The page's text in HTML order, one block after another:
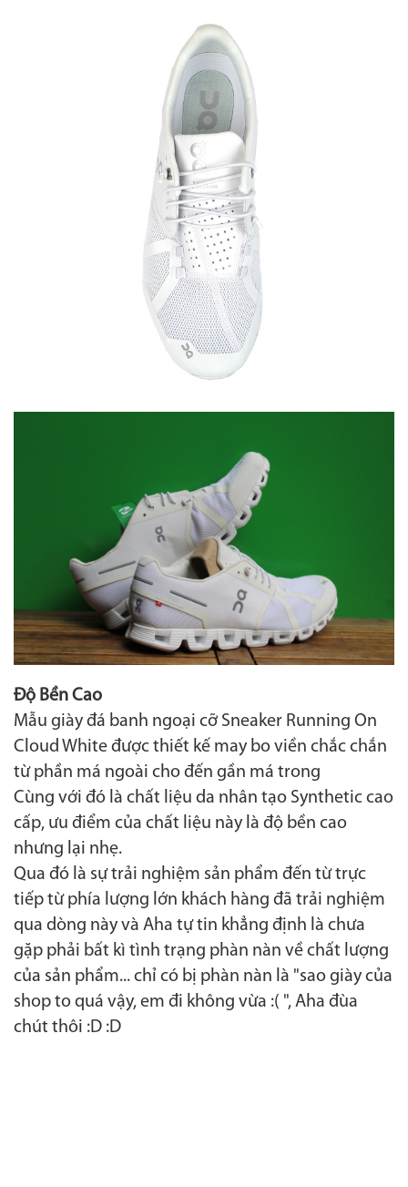
Độ Bền Cao
Mẫu giày đá banh ngoại cỡ Sneaker Running On
Cloud White được thiết kế may bo viền chắc chắn
từ phần má ngoài cho đến gần má trong
Cùng với đó là chất liệu da nhân tạo Synthetic cao
cấp, ưu điểm của chất liệu này là độ bền cao
nhưng lại nhẹ.
Qua đó là sự trải nghiệm sản phẩm đến từ trực
tiếp từ phía lượng lớn khách hàng đã trải nghiệm
qua dòng này và Aha tự tin khẳng định là chưa
gặp phải bất kì tình trạng phàn nàn về chất lượng
của sản phẩm... chỉ có bị phàn nàn là "sao giày của
shop to quá vậy, em đi không vừa :( ", Aha đùa
chút thôi :D :D